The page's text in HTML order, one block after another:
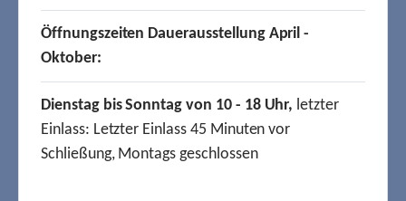
Öffnungszeiten Dauerausstellung April -
Oktober:
Dienstag bis Sonntag von 10 - 18 Uhr, letzter
Einlass: Letzter Einlass 45 Minuten vor
Schließung, Montags geschlossen